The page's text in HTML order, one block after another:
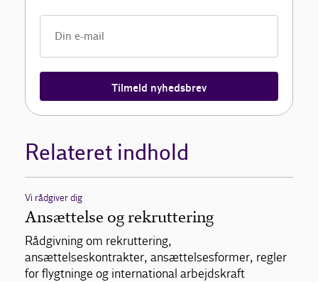
Tilmeld nyhedsbrev
Relateret indhold
Vi rådgiver dig
Ansættelse og rekruttering
Rådgivning om rekruttering,
ansættelseskontrakter, ansættelsesformer, regler
for flygtninge og international arbejdskraft